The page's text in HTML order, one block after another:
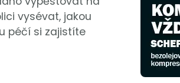
vysévat, jakou
péčí si zajistíte